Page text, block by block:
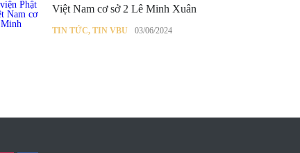
Việt Nam cơ sở 2 Lê Minh Xuân
TIN TỨC, TIN VBU 03/06/2024